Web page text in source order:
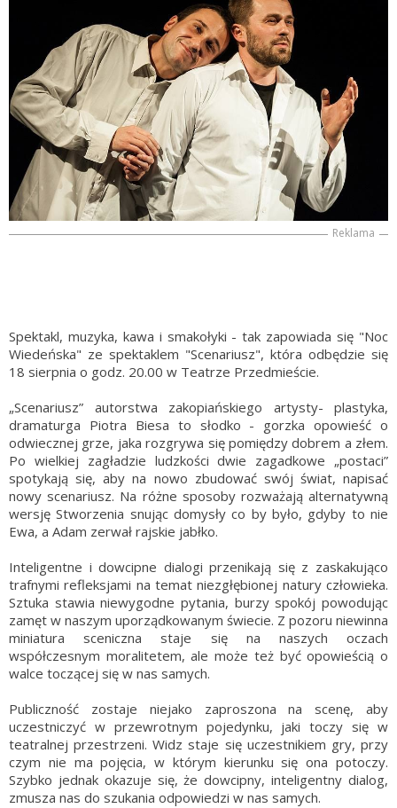
Reklama
Spektakl, muzyka, kawa i smakołyki - tak zapowiada się "Noc
Wiedeńska" ze spektaklem "Scenariusz", która odbędzie się
18 sierpnia o godz. 20.00 w Teatrze Przedmieście.
„Scenariusz” autorstwa zakopiańskiego artysty- plastyka,
dramaturga Piotra Biesa to słodko - gorzka opowieść o
odwiecznej grze, jaka rozgrywa się pomiędzy dobrem a złem.
Po wielkiej zagładzie ludzkości dwie zagadkowe „postaci”
spotykają się, aby na nowo zbudować swój świat, napisać
nowy scenariusz. Na różne sposoby rozważają alternatywną
wersję Stworzenia snując domysły co by było, gdyby to nie
Ewa, a Adam zerwał rajskie jabłko.
Inteligentne i dowcipne dialogi przenikają się z zaskakująco
trafnymi refleksjami na temat niezgłębionej natury człowieka.
Sztuka stawia niewygodne pytania, burzy spokój powodując
zamęt w naszym uporządkowanym świecie. Z pozoru niewinna
miniatura sceniczna staje się na naszych oczach
współczesnym moralitetem, ale może też być opowieścią o
walce toczącej się w nas samych.
Publiczność zostaje niejako zaproszona na scenę, aby
uczestniczyć w przewrotnym pojedynku, jaki toczy się w
teatralnej przestrzeni. Widz staje się uczestnikiem gry, przy
czym nie ma pojęcia, w którym kierunku się ona potoczy.
Szybko jednak okazuje się, że dowcipny, inteligentny dialog,
zmusza nas do szukania odpowiedzi w nas samych.